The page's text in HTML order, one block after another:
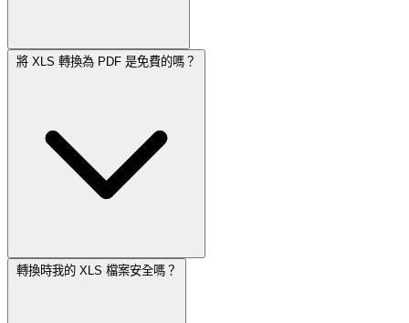
將 XLS 轉換為 PDF 是免費的嗎？
轉換時我的 XLS 檔案安全嗎？